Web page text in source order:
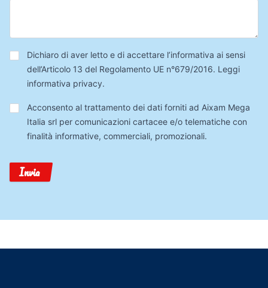
Privacy*
Dichiaro di aver letto e di accettare l’informativa ai sensi
dell’Articolo 13 del Regolamento UE n°679/2016. Leggi
informativa privacy.
Trattamento
Dati
Acconsento al trattamento dei dati forniti ad Aixam Mega
Italia srl per comunicazioni cartacee e/o telematiche con
finalità informative, commerciali, promozionali.
Invia